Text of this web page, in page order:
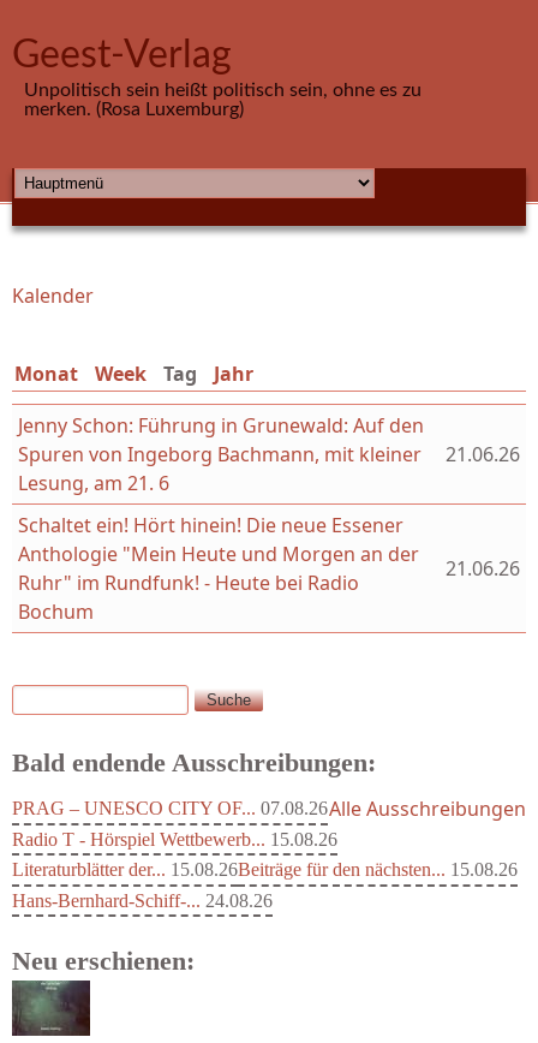
Geest-Verlag
Unpolitisch sein heißt politisch sein, ohne es zu
merken. (Rosa Luxemburg)
HAUPTMENÜ
Sie sind hier
Kalender
Monat Week Tag (aktiver Reiter)
Jahr
Jenny Schon: Führung in Grunewald: Auf den
Spuren von Ingeborg Bachmann, mit kleiner
Lesung, am 21. 6
21.06.26
Schaltet ein! Hört hinein! Die neue Essener
Anthologie "Mein Heute und Morgen an der
Ruhr" im Rundfunk! - Heute bei Radio
Bochum
21.06.26
Suchformular
Suche
Bald endende Ausschreibungen:
PRAG – UNESCO CITY OF... 07.08.26
Radio T - Hörspiel Wettbewerb... 15.08.26
Literaturblätter der... 15.08.26Beiträge für den nächsten... 15.08.26
Hans-Bernhard-Schiff-... 24.08.26
Alle Ausschreibungen
Neu erschienen: